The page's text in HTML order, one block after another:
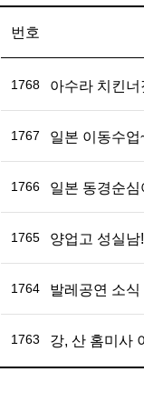
번호
1768 아수라 치킨너
1767 일본 이동수업
1766 일본 동경순
1765 양업고 성실남!
1764 발레공연 소식
1763 강, 산 홈미사